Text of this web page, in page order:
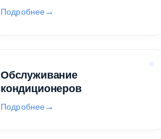
Подробнее
Обслуживание
кондиционеров
Подробнее